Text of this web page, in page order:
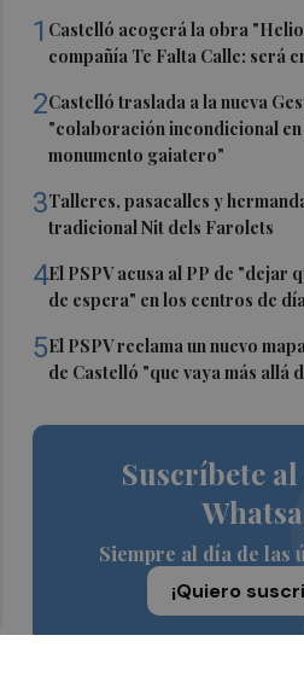
1 Castelló acogerá la obra
compañía Te Falta Calle: será
2Castelló traslada a la nueva
"colaboración incondicional
monumento gaiatero"
3Talleres, pasacalles y
tradicional Nit dels Farolets
4El PSPV acusa al PP de "dejar
de espera" en los centros de
5El PSPV reclama un nuevo
de Castelló "que vaya más allá
Suscríbete
Siempre al día de las
¡Quiero